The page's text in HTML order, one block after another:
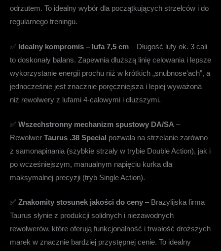
odrzutem. To idealny wybór dla początkujących strzelców i do
regularnego treningu.
✅ Idealny kompromis – lufa 7,5 cm – Długość lufy ok. 3 cali
to doskonały balans. Zapewnia dłuższą linię celowania i lepsze
wykorzystanie energii prochu niż w krótkich „snubnose’ach”, a
jednocześnie jest znacznie poręczniejsza i lepiej wyważona
niż rewolwery z lufami 4-calowymi i dłuższymi.
✅ Wszechstronny mechanizm spustowy DA/SA –
Rewolwer Taurus .38 Special pozwala na strzelanie zarówno
z samonapinania (szybkie strzały w trybie Double Action), jak i
po wcześniejszym, manualnym napięciu kurka dla
maksymalnej precyzji (tryb Single Action).
✅ Znakomity stosunek jakości do ceny – Brazylijska firma
Taurus słynie z produkcji solidnych i niezawodnych
rewolwerów, które oferują funkcjonalność i trwałość droższych
marek w znacznie bardziej przystępnej cenie. To idealny